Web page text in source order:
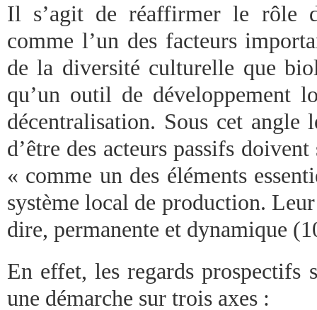
Il s’agit de réaffirmer le rôle
comme l’un des facteurs
de la diversité culturelle que
qu’un outil de développement
décentralisation. Sous cet
d’être des acteurs passifs
« comme un des éléments
système local de production.
dire, permanente et dynamique
En effet, les regards prospectifs
une démarche sur trois axes :